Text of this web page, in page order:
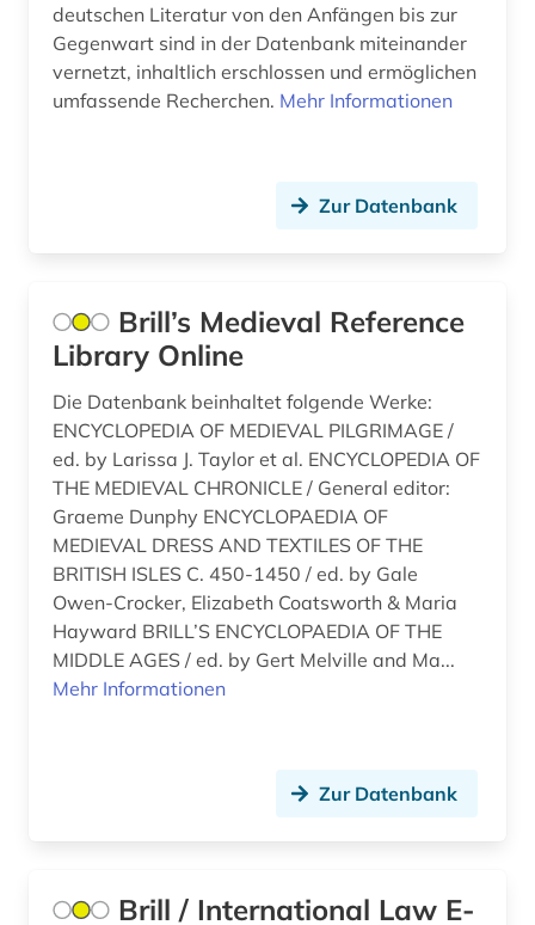
bundesregierung (1)
bundestag (3)
byzanz (1)
bærum (1)
böhmen (2)
bürger (1)
bürgerkrieg (1)
bürgerrechtsbewegung (1)
chinaforschung (1)
deutschen Literatur von den Anfängen bis zur
Gegenwart sind in der Datenbank miteinander
vernetzt, inhaltlich erschlossen und ermöglichen
umfassende Recherchen. Mehr Informationen
Zur Datenbank
Brill’s Medieval Reference
Library Online
Die Datenbank beinhaltet folgende Werke:
ENCYCLOPEDIA OF MEDIEVAL PILGRIMAGE /
ed. by Larissa J. Taylor et al. ENCYCLOPEDIA OF
THE MEDIEVAL CHRONICLE / General editor:
Graeme Dunphy ENCYCLOPAEDIA OF
MEDIEVAL DRESS AND TEXTILES OF THE
BRITISH ISLES C. 450-1450 / ed. by Gale
Owen-Crocker, Elizabeth Coatsworth & Maria
Hayward BRILL’S ENCYCLOPAEDIA OF THE
MIDDLE AGES / ed. by Gert Melville and Ma...
Mehr Informationen
Zur Datenbank
Brill / International Law E-